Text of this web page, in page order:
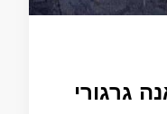
גרגורי